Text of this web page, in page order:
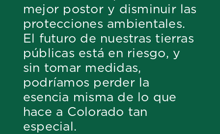
mejor postor y disminuir las
protecciones ambientales.
El futuro de nuestras tierras
públicas está en riesgo, y
sin tomar medidas,
podríamos perder la
esencia misma de lo que
hace a Colorado tan
especial.